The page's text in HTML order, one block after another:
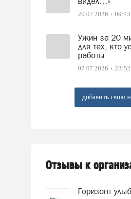
20.07.2026 09:43
Ужин за 20
для тех, кто
работы
07.07.2026 23:52
добавить свою
Отзывы к
Горизонт